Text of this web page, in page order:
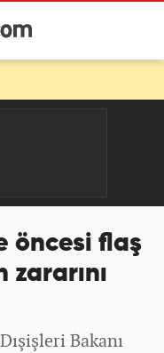
öncesi flaş
zararını
Bakanı